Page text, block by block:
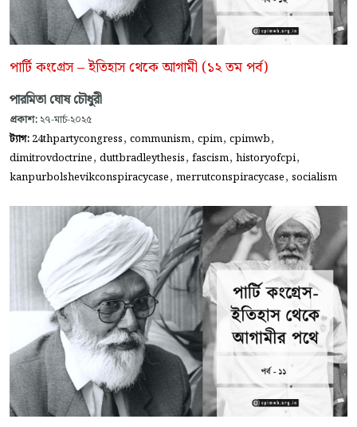
পার্টি কংগ্রেস – ইতিহাস থেকে আগামী (১২ তম পর্ব)
পারমিতা ঘোষ চৌধুরী
প্রকাশ: ২৭-মার্চ-২০২৫
ট্যাগ: 24thpartycongress, communism, cpim, cpimwb,
dimitrovdoctrine, duttbradleythesis, fascism, historyofcpi,
kanpurbolshevikconspiracycase, merrutconspiracycase, socialism